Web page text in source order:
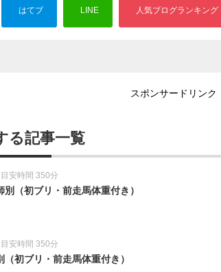
スポンサードリンク
る記事一覧
目安時間 350分
（初ブリ・前走馬体重付き）
目安時間 350分
初ブリ・前走馬体重付き）